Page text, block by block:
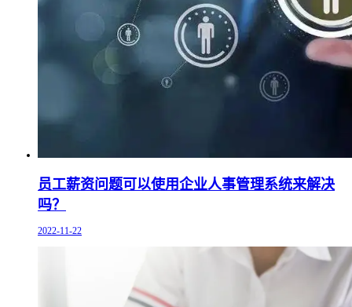
员工薪资问题可以使用企业人事管理系统来解决
吗？
2022-11-22